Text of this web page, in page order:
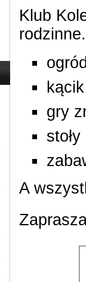
Klub
gry
A